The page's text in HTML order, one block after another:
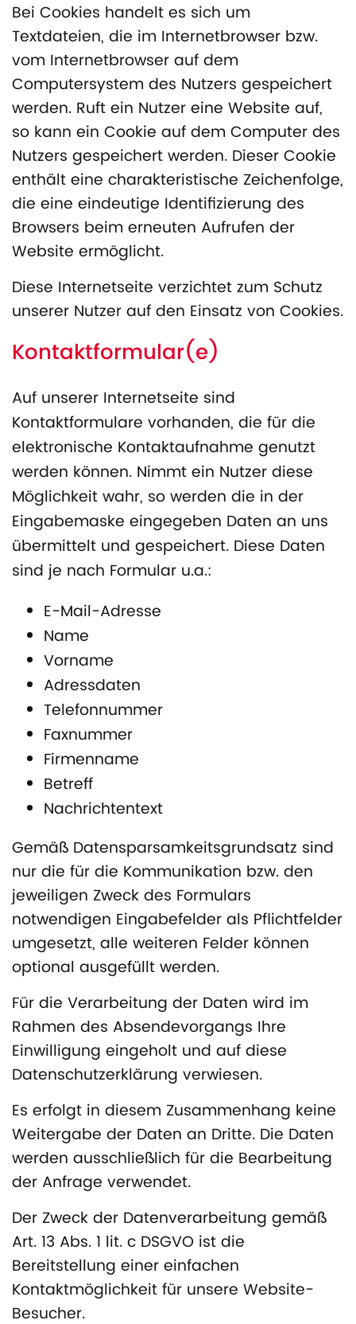
Bei Cookies handelt es sich um
Textdateien, die im Internetbrowser bzw.
vom Internetbrowser auf dem
Computersystem des Nutzers gespeichert
werden. Ruft ein Nutzer eine Website auf,
so kann ein Cookie auf dem Computer des
Nutzers gespeichert werden. Dieser Cookie
enthält eine charakteristische Zeichenfolge,
die eine eindeutige Identifizierung des
Browsers beim erneuten Aufrufen der
Website ermöglicht.
Diese Internetseite verzichtet zum Schutz
unserer Nutzer auf den Einsatz von Cookies.
Kontaktformular(e)
Auf unserer Internetseite sind
Kontaktformulare vorhanden, die für die
elektronische Kontaktaufnahme genutzt
werden können. Nimmt ein Nutzer diese
Möglichkeit wahr, so werden die in der
Eingabemaske eingegeben Daten an uns
übermittelt und gespeichert. Diese Daten
sind je nach Formular u.a.:
E-Mail-Adresse
Name
Vorname
Adressdaten
Telefonnummer
Faxnummer
Firmenname
Betreff
Nachrichtentext
Gemäß Datensparsamkeitsgrundsatz sind
nur die für die Kommunikation bzw. den
jeweiligen Zweck des Formulars
notwendigen Eingabefelder als Pflichtfelder
umgesetzt, alle weiteren Felder können
optional ausgefüllt werden.
Für die Verarbeitung der Daten wird im
Rahmen des Absendevorgangs Ihre
Einwilligung eingeholt und auf diese
Datenschutzerklärung verwiesen.
Es erfolgt in diesem Zusammenhang keine
Weitergabe der Daten an Dritte. Die Daten
werden ausschließlich für die Bearbeitung
der Anfrage verwendet.
Der Zweck der Datenverarbeitung gemäß
Art. 13 Abs. 1 lit. c DSGVO ist die
Bereitstellung einer einfachen
Kontaktmöglichkeit für unsere Website-
Besucher.